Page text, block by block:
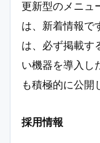
更新型のメニュ
は、新着情報で
は、必ず掲載す
い機器を導入し
も積極的に公開
採用情報